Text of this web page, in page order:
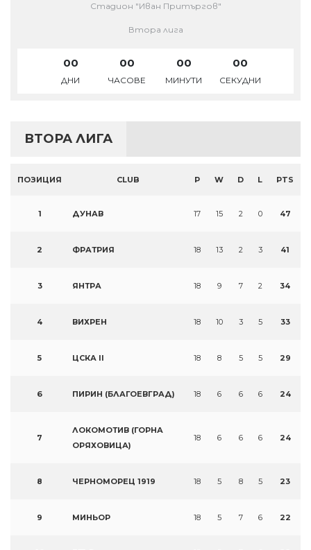
Стадион "Иван Притъргов"
Втора лига
00
ДНИ
00
ЧАСОВЕ
00
МИНУТИ
00
СЕКУДНИ
ВТОРА ЛИГА
ПОЗИЦИЯ CLUB P W D L PTS
1 ДУНАВ 17 15 2 0 47
2 ФРАТРИЯ 18 13 2 3 41
3 ЯНТРА 18 9 7 2 34
4 ВИХРЕН 18 10 3 5 33
5 ЦСКА II 18 8 5 5 29
6 ПИРИН (БЛАГОЕВГРАД) 18 6 6 6 24
7
ЛОКОМОТИВ (ГОРНА
ОРЯХОВИЦА)
18 6 6 6 24
8 ЧЕРНОМОРЕЦ 1919 18 5 8 5 23
9 МИНЬОР 18 5 7 6 22